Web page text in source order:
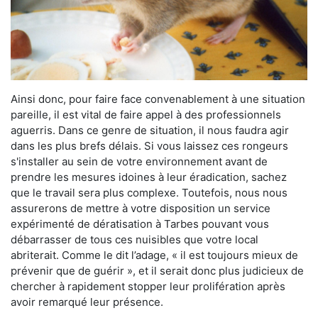
Ainsi donc, pour faire face convenablement à une situation
pareille, il est vital de faire appel à des professionnels
aguerris. Dans ce genre de situation, il nous faudra agir
dans les plus brefs délais. Si vous laissez ces rongeurs
s'installer au sein de votre environnement avant de
prendre les mesures idoines à leur éradication, sachez
que le travail sera plus complexe. Toutefois, nous nous
assurerons de mettre à votre disposition un service
expérimenté de dératisation à Tarbes pouvant vous
débarrasser de tous ces nuisibles que votre local
abriterait. Comme le dit l’adage, « il est toujours mieux de
prévenir que de guérir », et il serait donc plus judicieux de
chercher à rapidement stopper leur prolifération après
avoir remarqué leur présence.